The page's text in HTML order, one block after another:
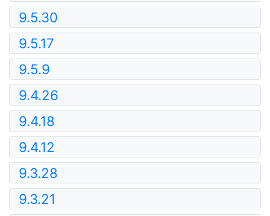
9.5.30
9.5.17
9.5.9
9.4.26
9.4.18
9.4.12
9.3.28
9.3.21